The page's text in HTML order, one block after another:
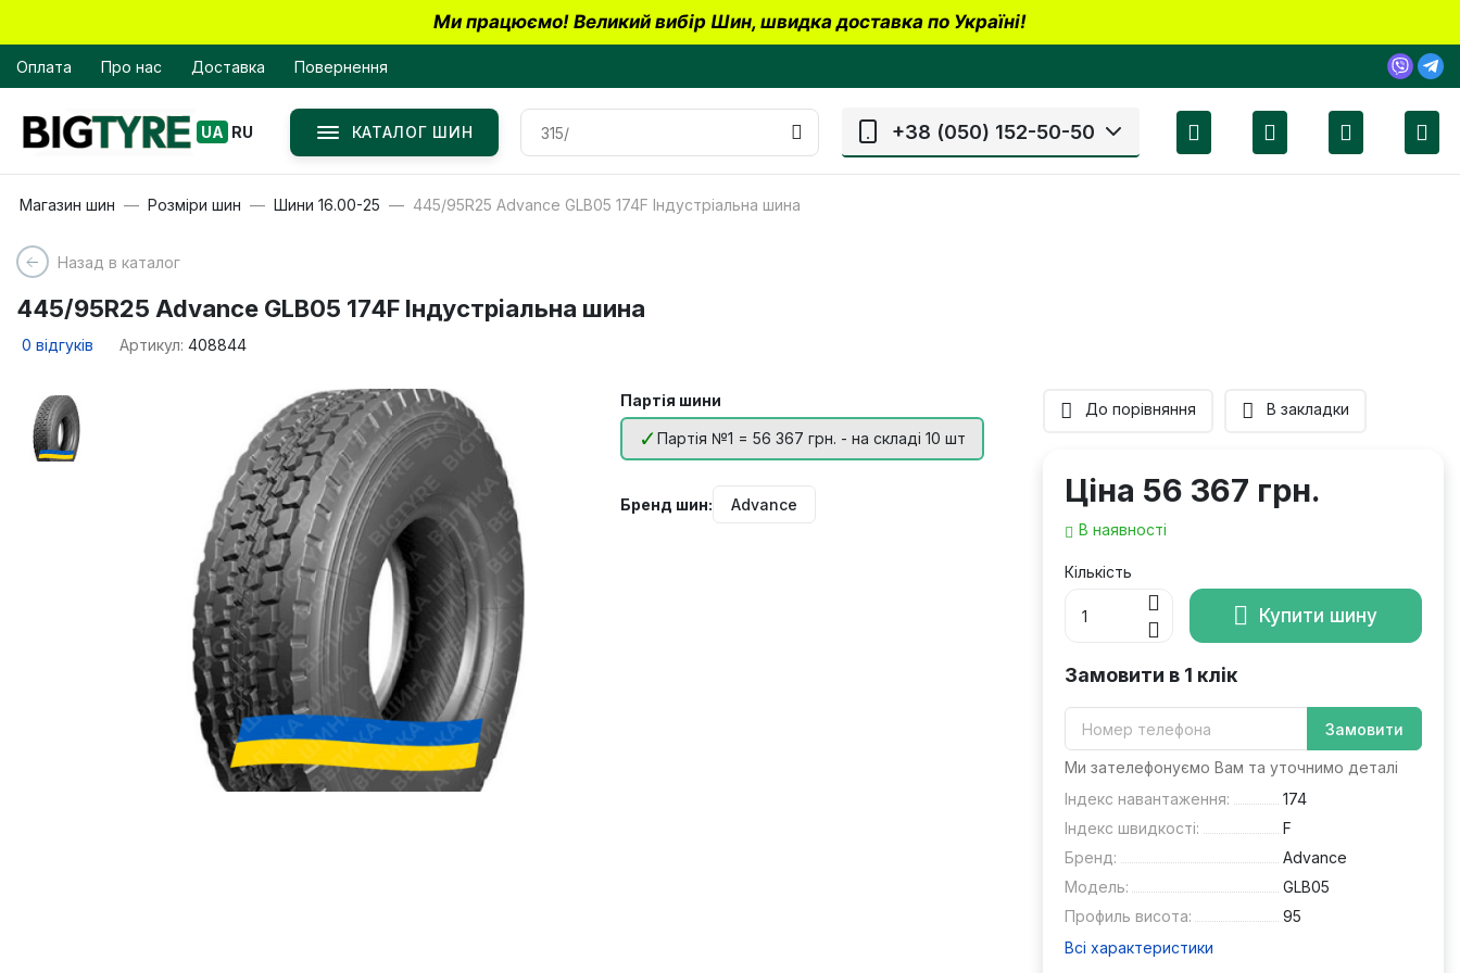
Ми працюємо! Великий вибір Шин, швидка доставка по Україні!
Оплата Про нас Доставка Повернення
UA RU КАТАЛОГ ШИН +38 (050) 152-50-50
Магазин шин Розміри шин Шини 16.00-25 445/95R25 Advance GLB05 174F Індустріальна шина
Назад в каталог
445/95R25 Advance GLB05 174F Індустріальна шина
0 відгуків Артикул: 408844
Партія шини
Партія №1 = 56 367 грн. - на складі 10 шт
Бренд шин: Advance
До порівняння В закладки
Ціна 56 367 грн.
В наявності
Кількість
Купити шину
Замовити в 1 клік
Замовити
Ми зателефонуємо Вам та уточнимо деталі
Індекс навантаження:
174
Індекс швидкості:
F
Бренд:
Advance
Модель:
GLB05
Профиль висота:
95
Всі характеристики